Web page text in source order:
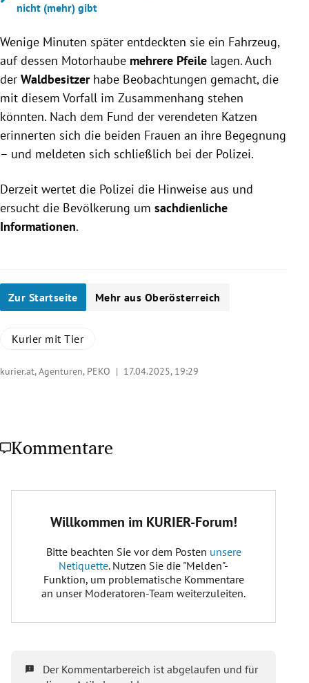
nicht (mehr) gibt
Wenige Minuten später entdeckten sie ein Fahrzeug,
auf dessen Motorhaube mehrere Pfeile lagen. Auch
der Waldbesitzerhabe Beobachtungen gemacht, die
mit diesem Vorfall im Zusammenhang stehen
könnten. Nach dem Fund der verendeten Katzen
erinnerten sich die beiden Frauen an ihre Begegnung
– und meldeten sich schließlich bei der Polizei.
Derzeit wertet die Polizei die Hinweise aus und
ersucht die Bevölkerung um sachdienliche
Informationen.
Zur Startseite Mehr aus Oberösterreich
Kurier mit Tier
kurier.at, Agenturen, PEKO | 17.04.2025, 19:29
Kommentare